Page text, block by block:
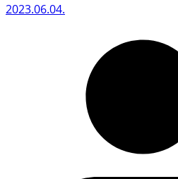
2023.06.04.